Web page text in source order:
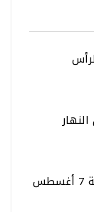
توقعـات الأبراج اليوم الجمعة 7 أغسطس